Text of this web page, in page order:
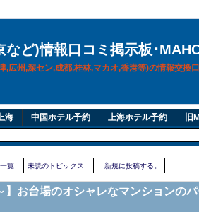
など)情報口コミ掲示板･
,広州,深セン,成都,桂林,マカオ,香港等)の情報交換
海 中国ホテル予約 上海ホテル予約 旧
覧 未読のトピックス 新規に投稿する。
】お台場のオシャレなマンションの